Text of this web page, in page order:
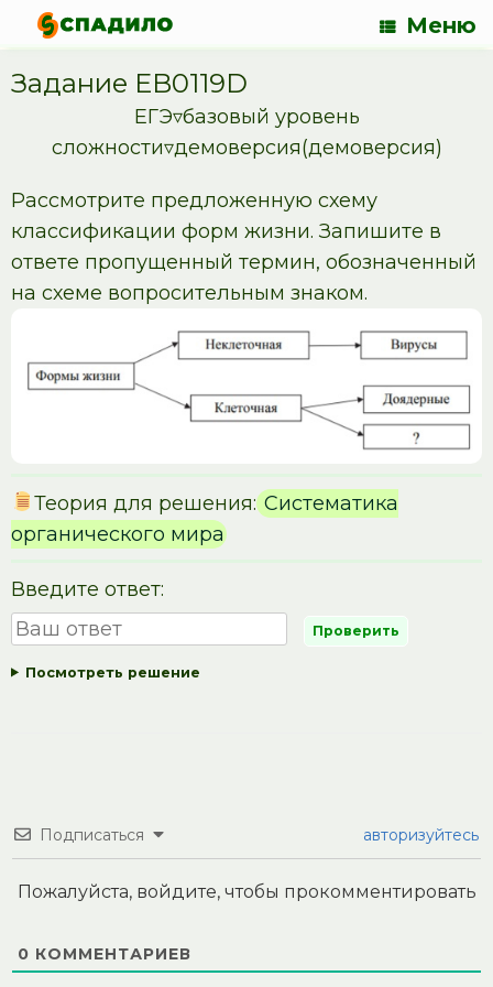
Меню
Задание EB0119D
ЕГЭ▿базовый уровень
сложности▿демоверсия(демоверсия)
Рассмотрите предложенную схему
классификации форм жизни. Запишите в
ответе пропущенный термин, обозначенный
на схеме вопросительным знаком.
Теория для решения:Систематика
органического мира
Введите ответ:
Посмотреть решение
Подписаться авторизуйтесь
Пожалуйста, войдите, чтобы прокомментировать
0 КОММЕНТАРИЕВ